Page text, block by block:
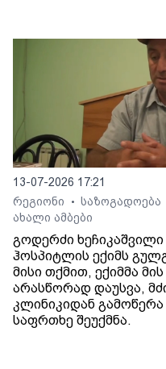
13-07-2026 17:21
რეგიონი
• საზოგადოება
ახალი ამბები
გოდერძი
ჰოსპიტლის ექიმს
მისი თქმით, ექიმმა
არასწორად დაუსვა,
კლინიკიდან
საფრთხე შეუქმნა.